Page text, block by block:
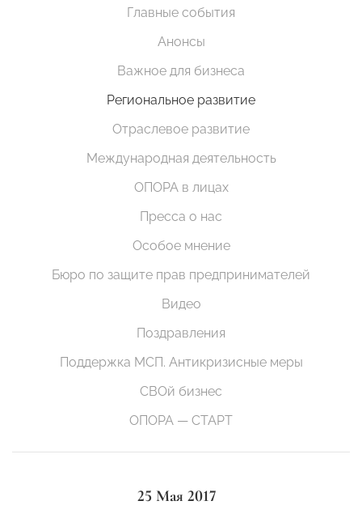
Главные события
Анонсы
Важное для бизнеса
Региональное развитие
Отраслевое развитие
Международная деятельность
ОПОРА в лицах
Пресса о нас
Особое мнение
Бюро по защите прав предпринимателей
Видео
Поздравления
Поддержка МСП. Антикризисные меры
СВОй бизнес
ОПОРА — СТАРТ
25 Мая 2017